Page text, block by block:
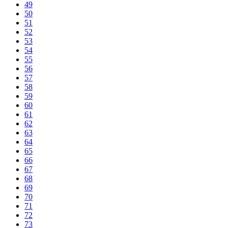
49
50
51
52
53
54
55
56
57
58
59
60
61
62
63
64
65
66
67
68
69
70
71
72
73